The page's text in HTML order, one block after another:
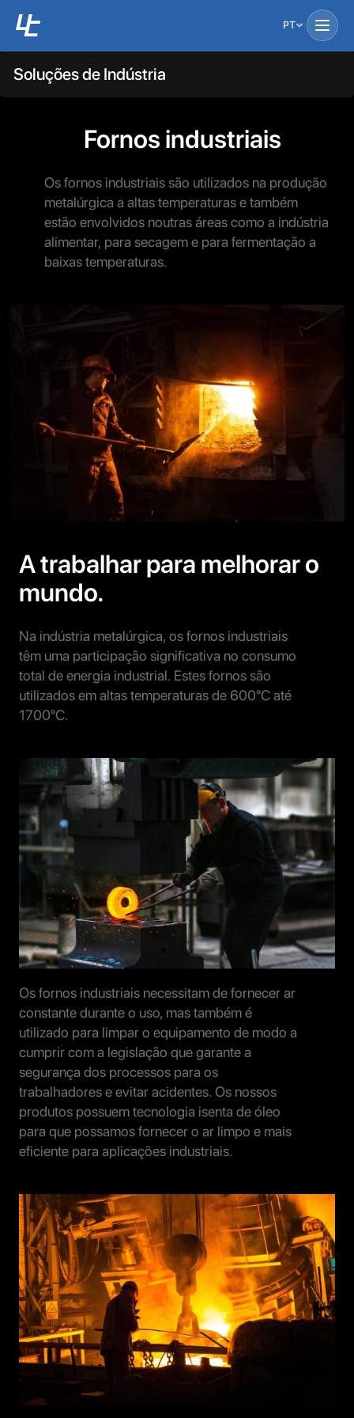
PT
Soluções de Indústria
Fornos industriais
Os fornos industriais são utilizados na produção
metalúrgica a altas temperaturas e também
estão envolvidos noutras áreas como a indústria
alimentar, para secagem e para fermentação a
baixas temperaturas.
A trabalhar para melhorar o
mundo.
Na indústria metalúrgica, os fornos industriais
têm uma participação significativa no consumo
total de energia industrial. Estes fornos são
utilizados em altas temperaturas de 600°C até
1700°C.
Os fornos industriais necessitam de fornecer ar
constante durante o uso, mas também é
utilizado para limpar o equipamento de modo a
cumprir com a legislação que garante a
segurança dos processos para os
trabalhadores e evitar acidentes. Os nossos
produtos possuem tecnologia isenta de óleo
para que possamos fornecer o ar limpo e mais
eficiente para aplicações industriais.